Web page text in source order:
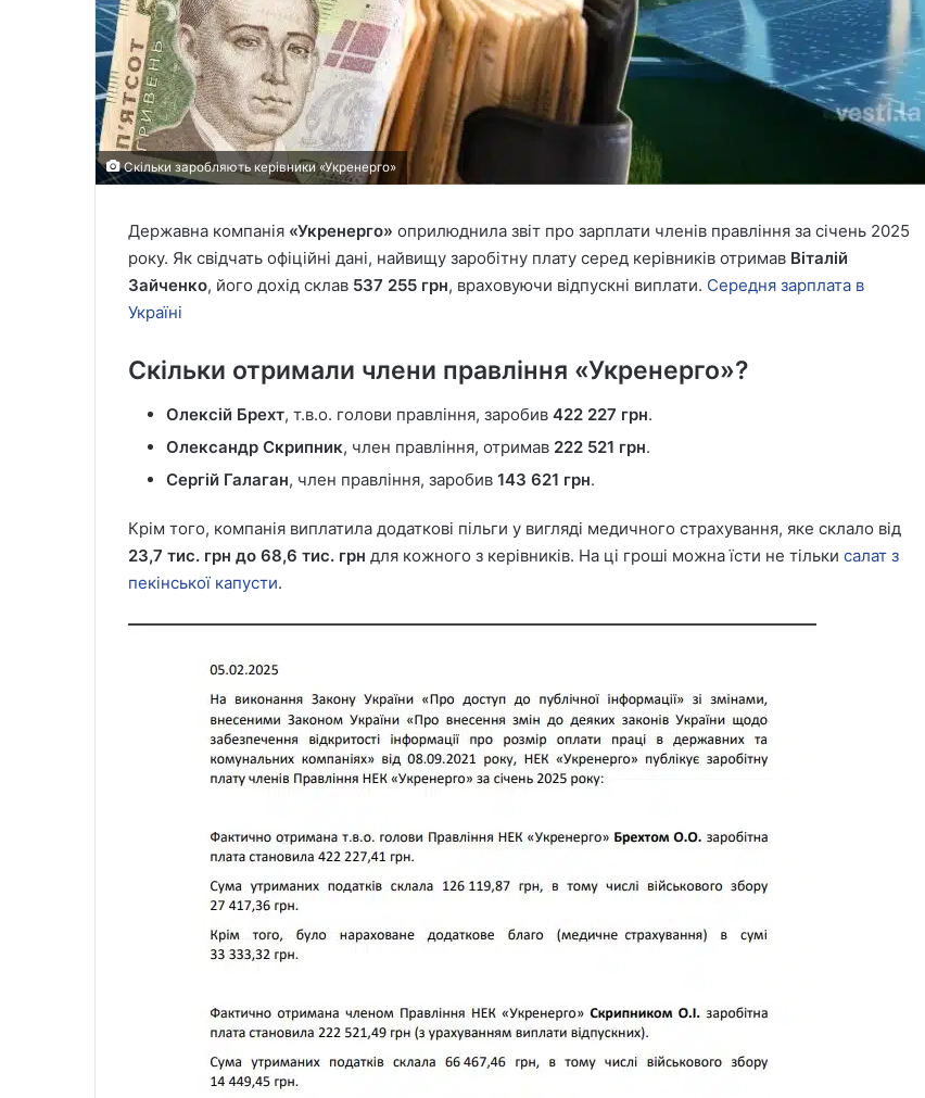
Скільки заробляють керівники «Укренерго»
Державна компанія «Укренерго» оприлюднила звіт про зарплати членів правління за січень 2025
року. Як свідчать офіційні дані, найвищу заробітну плату серед керівників отримав Віталій
Зайченко, його дохід склав 537 255 грн, враховуючи відпускні виплати. Середня зарплата в
Україні
Скільки отримали члени правління «Укренерго»?
Олексій Брехт, т.в.о. голови правління, заробив 422 227 грн.
Олександр Скрипник, член правління, отримав 222 521 грн.
Сергій Галаган, член правління, заробив 143 621 грн.
Крім того, компанія виплатила додаткові пільги у вигляді медичного страхування, яке склало від
23,7 тис. грн до 68,6 тис. грн для кожного з керівників. На ці гроші можна їсти не тільки салат з
пекінської капусти.